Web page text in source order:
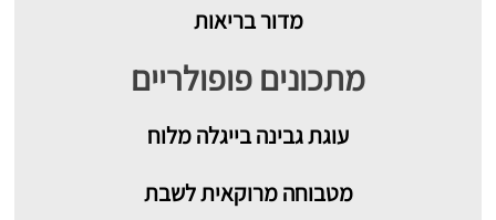
מדור בריאות
מתכונים פופולריים
עוגת גבינה בייגלה מלוח
מטבוחה מרוקאית לשבת